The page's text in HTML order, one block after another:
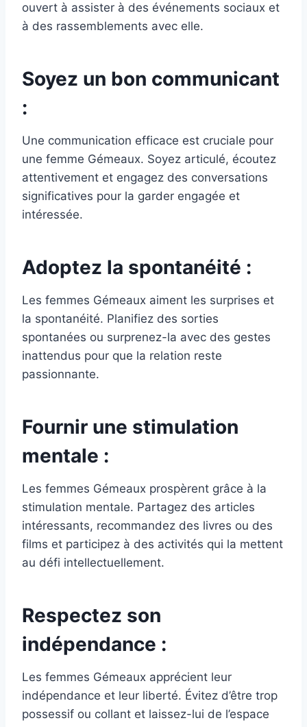
ouvert à assister à des événements sociaux et
à des rassemblements avec elle.
Soyez un bon communicant
:
Une communication efficace est cruciale pour
une femme Gémeaux. Soyez articulé, écoutez
attentivement et engagez des conversations
significatives pour la garder engagée et
intéressée.
Adoptez la spontanéité :
Les femmes Gémeaux aiment les surprises et
la spontanéité. Planifiez des sorties
spontanées ou surprenez-la avec des gestes
inattendus pour que la relation reste
passionnante.
Fournir une stimulation
mentale :
Les femmes Gémeaux prospèrent grâce à la
stimulation mentale. Partagez des articles
intéressants, recommandez des livres ou des
films et participez à des activités qui la mettent
au défi intellectuellement.
Respectez son
indépendance :
Les femmes Gémeaux apprécient leur
indépendance et leur liberté. Évitez d’être trop
possessif ou collant et laissez-lui de l’espace